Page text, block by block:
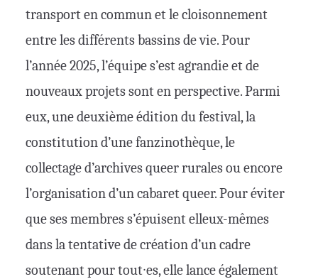
transport en commun et le cloisonnement
entre les différents bassins de vie. Pour
l’année 2025, l’équipe s’est agrandie et de
nouveaux projets sont en perspective. Parmi
eux, une deuxième édition du festival, la
constitution d’une fanzinothèque, le
collectage d’archives queer rurales ou encore
l’organisation d’un cabaret queer. Pour éviter
que ses membres s’épuisent elleux-mêmes
dans la tentative de création d’un cadre
soutenant pour tout∙es, elle lance également